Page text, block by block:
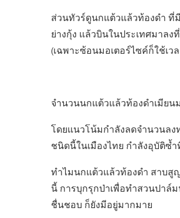
ส่วนทัวร์ดูนกแต้วแล้วท้องดำ ที่
ย่างกุ้ง แล้วบินในประเทศมาล
(เฉพาะซ้อนมอเตอร์ไซค์ก็ใช้เว
จำนวนนกแต้วแล้วท้องดำเมียน
โดยแนวโน้มกำลังลดจำนวนลง
ชนิดนี้ในเมืองไทย กำลังอุบัติซ้ำ
ทำไมนกแต้วแล้วท้องดำ สาบสู
นี้ การบุกรุกป่าเพื่อทำสวนปาล์
ชื่นชอบ ก็ยังมีอยู่มากมาย